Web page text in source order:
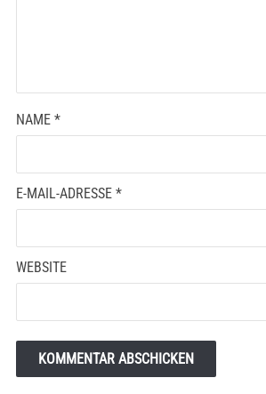
NAME *
E-MAIL-ADRESSE *
WEBSITE